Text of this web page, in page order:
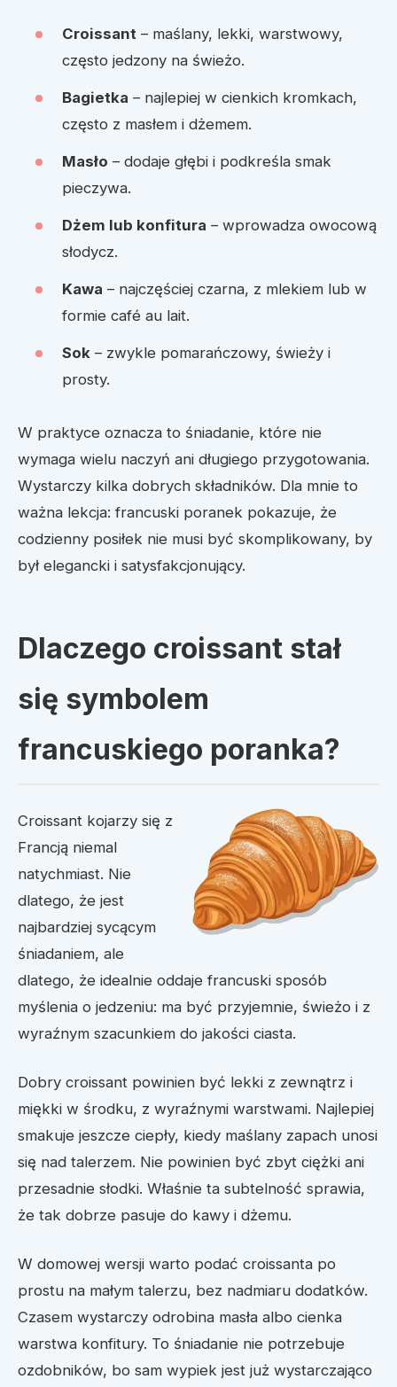
Croissant – maślany, lekki, warstwowy,
często jedzony na świeżo.
Bagietka – najlepiej w cienkich kromkach,
często z masłem i dżemem.
Masło – dodaje głębi i podkreśla smak
pieczywa.
Dżem lub konfitura – wprowadza owocową
słodycz.
Kawa – najczęściej czarna, z mlekiem lub w
formie café au lait.
Sok – zwykle pomarańczowy, świeży i
prosty.
W praktyce oznacza to śniadanie, które nie
wymaga wielu naczyń ani długiego przygotowania.
Wystarczy kilka dobrych składników. Dla mnie to
ważna lekcja: francuski poranek pokazuje, że
codzienny posiłek nie musi być skomplikowany, by
był elegancki i satysfakcjonujący.
Dlaczego croissant stał
się symbolem
francuskiego poranka?
Croissant kojarzy się z
Francją niemal
natychmiast. Nie
dlatego, że jest
najbardziej sycącym
śniadaniem, ale
dlatego, że idealnie oddaje francuski sposób
myślenia o jedzeniu: ma być przyjemnie, świeżo i z
wyraźnym szacunkiem do jakości ciasta.
Dobry croissant powinien być lekki z zewnątrz i
miękki w środku, z wyraźnymi warstwami. Najlepiej
smakuje jeszcze ciepły, kiedy maślany zapach unosi
się nad talerzem. Nie powinien być zbyt ciężki ani
przesadnie słodki. Właśnie ta subtelność sprawia,
że tak dobrze pasuje do kawy i dżemu.
W domowej wersji warto podać croissanta po
prostu na małym talerzu, bez nadmiaru dodatków.
Czasem wystarczy odrobina masła albo cienka
warstwa konfitury. To śniadanie nie potrzebuje
ozdobników, bo sam wypiek jest już wystarczająco